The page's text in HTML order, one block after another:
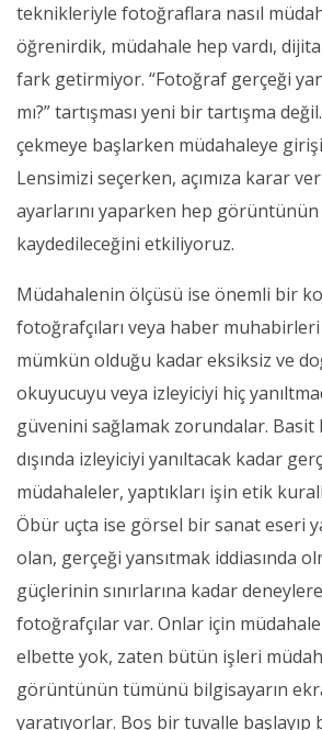
teknikleriyle fotoğraflara nasıl
öğrenirdik, müdahale hep vardı,
fark getirmiyor. “Fotoğraf gerçeği
mı?” tartışması yeni bir tartışma
çekmeye başlarken müdahaleye
Lensimizi seçerken, açımıza karar
ayarlarını yaparken hep görüntünün
kaydedileceğini etkiliyoruz.
Müdahalenin ölçüsü ise önemli bir
fotoğrafçıları veya haber
mümkün olduğu kadar eksiksiz ve
okuyucuyu veya izleyiciyi hiç
güvenini sağlamak zorundalar. Basit
dışında izleyiciyi yanıltacak kadar
müdahaleler, yaptıkları işin etik
Öbür uçta ise görsel bir sanat eseri
olan, gerçeği yansıtmak iddiasında
güçlerinin sınırlarına kadar
fotoğrafçılar var. Onlar için
elbette yok, zaten bütün işleri
görüntünün tümünü bilgisayarın
yaratıyorlar. Boş bir tuvalle başlayıp